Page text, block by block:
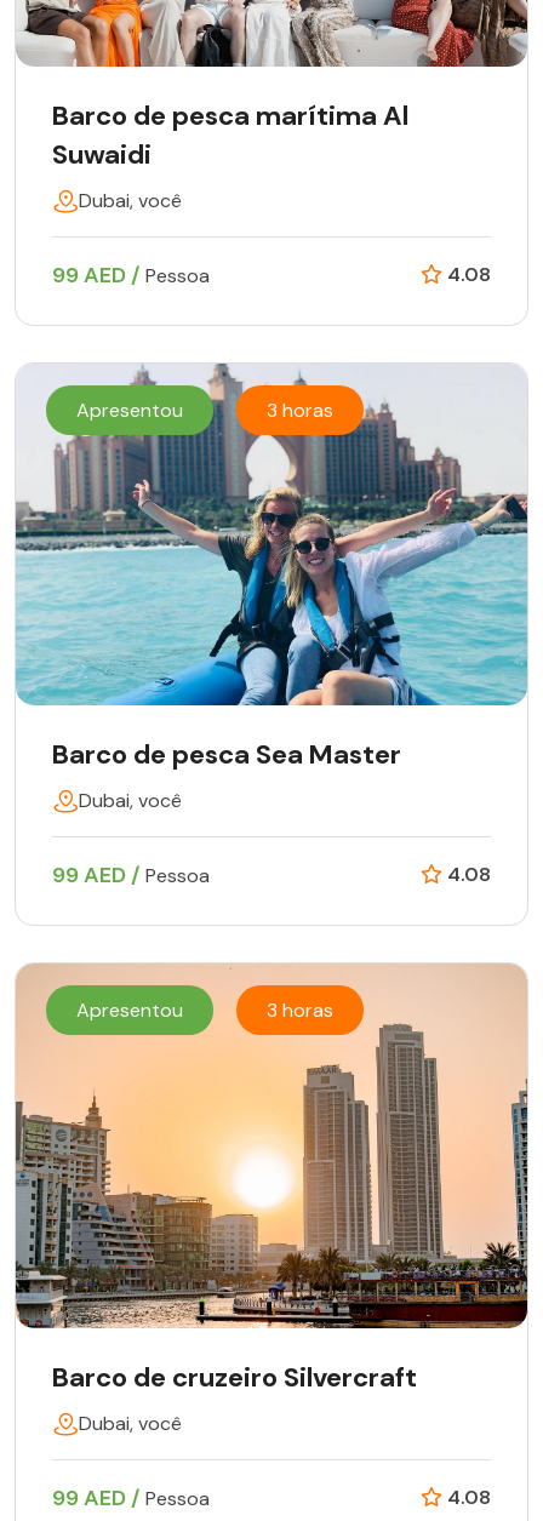
Barco de pesca marítima Al
Suwaidi
Dubai, você
99 AED / Pessoa 4.08
Apresentou 3 horas
Barco de pesca Sea Master
Dubai, você
99 AED / Pessoa 4.08
Apresentou 3 horas
Barco de cruzeiro Silvercraft
Dubai, você
99 AED / Pessoa 4.08